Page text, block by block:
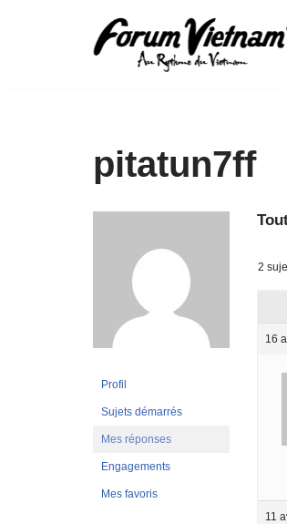
pitatun7ff
Profil
Sujets démarrés
Mes réponses
Engagements
Mes favoris
2
16
11